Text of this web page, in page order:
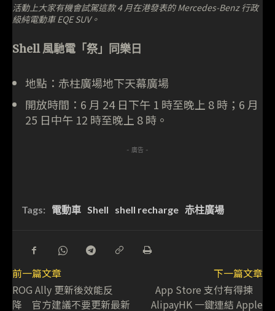
活動上大家有機會試駕這款 4 月在港發表的 Mercedes-Benz 行政
級純電動車 EQE SUV。
Shell 風馳電「祭」同樂日
地點：赤柱廣場地下天幕廣場
開放時間：6 月 24 日下午 1 時至晚上 8 時；6 月
25 日中午 12 時至晚上 8 時。
- 廣告 -
Tags: 電動車 Shell shell recharge 赤柱廣場
前一篇文章
ROG Ally 更新後效能反
降 官方建議不要更新最新
下一篇文章
App Store 支付有得揀
AlipayHK 一鍵連結 Apple